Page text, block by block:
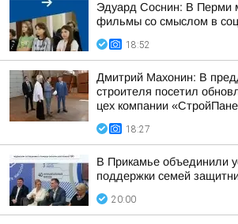
Эдуард Соснин: В Перми
фильмы со смыслом в
18:52
Дмитрий Махонин: В
строителя посетил
цех компании
18:27
В Прикамье объединили
поддержки семей
20:00